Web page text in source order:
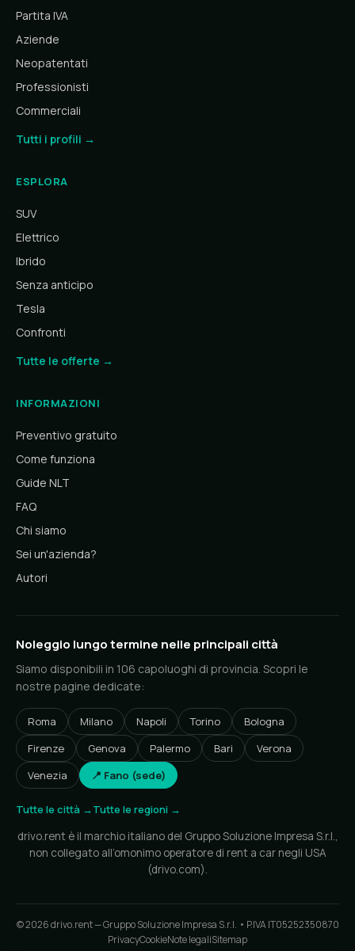
Partita IVA
Aziende
Neopatentati
Professionisti
Commerciali
Tutti i profili →
ESPLORA
SUV
Elettrico
Ibrido
Senza anticipo
Tesla
Confronti
Tutte le offerte →
INFORMAZIONI
Preventivo gratuito
Come funziona
Guide NLT
FAQ
Chi siamo
Sei un'azienda?
Autori
Noleggio lungo termine nelle principali città
Siamo disponibili in 106 capoluoghi di provincia. Scopri le
nostre pagine dedicate:
Roma Milano Napoli Torino
Bologna
Firenze
Genova Palermo Bari
Verona
Venezia
📍 Fano (sede)
Tutte le città →Tutte le regioni →
drivo.rent è il marchio italiano del Gruppo Soluzione Impresa S.r.l.,
non collegato all’omonimo operatore di rent a car negli USA
(drivo.com).
© 2026 drivo.rent — Gruppo Soluzione Impresa S.r.l. • P.IVA IT05252350870
PrivacyCookieNote legaliSitemap